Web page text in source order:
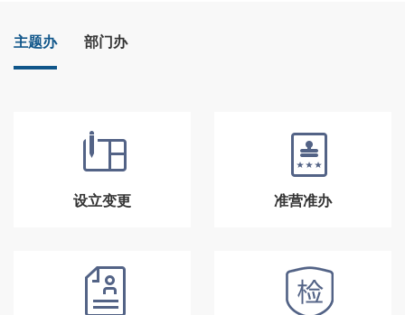
主题办 部门办
设立变更 准营准办